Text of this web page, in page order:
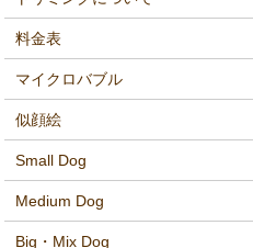
料金表
マイクロバブル
似顔絵
Small Dog
Medium Dog
Big・Mix Dog